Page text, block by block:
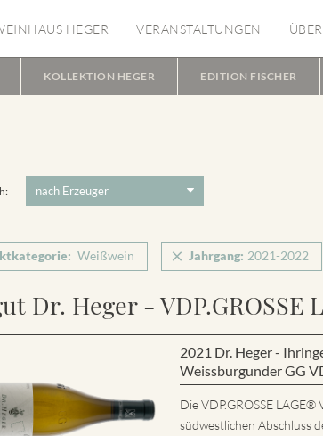
HEGER VERANSTALTUNGEN
KOLLEKTION HEGER EDITION FISCHER
Weißwein Jahrgang: 2021-2022
Dr. Heger - VDP.GROSSE
2021 Dr. Heger -
Weissburgunder GG
Die VDP.GROSSE
südwestlichen Abschluss